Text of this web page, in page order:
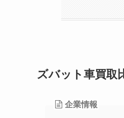
ズバット車買取
企業情報